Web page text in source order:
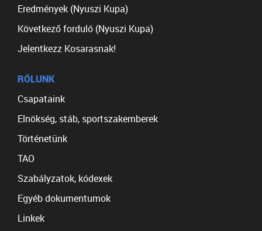
Eredmények (Nyuszi Kupa)
Következő forduló (Nyuszi Kupa)
Jelentkezz Kosarasnak!
RÓLUNK
Csapataink
Elnökség, stáb, sportszakemberek
Történetünk
TAO
Szabályzatok, kódexek
Egyéb dokumentumok
Linkek